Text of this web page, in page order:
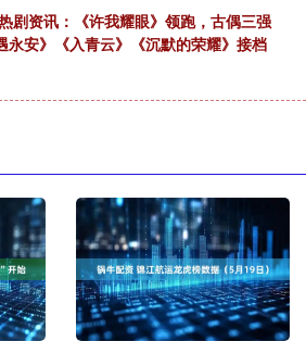
剧资讯：《许我耀眼》领跑，古偶三强
永安》《入青云》《沉默的荣耀》接档